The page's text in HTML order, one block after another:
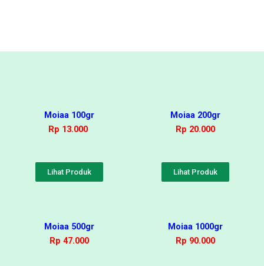
Moiaa 100gr
Rp 13.000
Lihat Produk
Moiaa 200gr
Rp 20.000
Lihat Produk
Moiaa 500gr
Rp 47.000
Moiaa 1000gr
Rp 90.000